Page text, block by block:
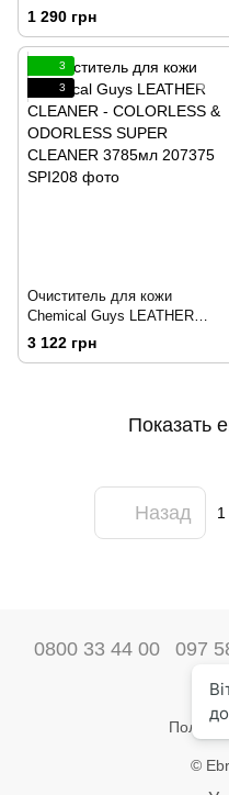
205830
1 290 грн
3
3
Очиститель для кожи
Chemical Guys LEATHER
CLEANER - COLORLESS &
ODORLESS SUPER CLEANER
3 122 грн
Показать
Назад 1
0800 33 44 00 097
Полная
©